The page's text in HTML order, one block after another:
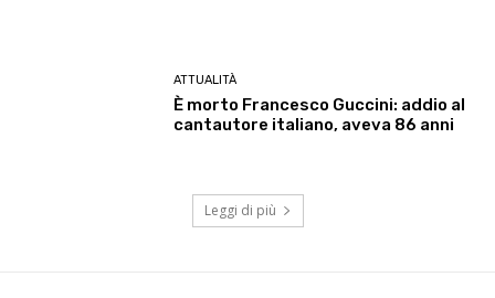
ATTUALITÀ
È morto Francesco Guccini: addio al
cantautore italiano, aveva 86 anni
Leggi di più